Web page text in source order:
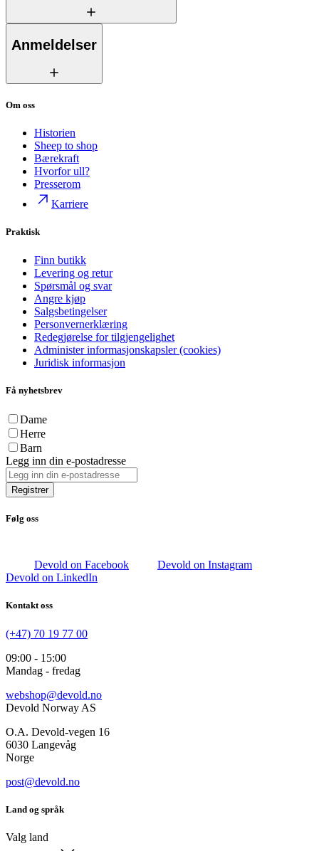
Anmeldelser
Om oss
Historien
Sheep to shop
Bærekraft
Hvorfor ull?
Presserom
Karriere
Praktisk
Finn butikk
Levering og retur
Spørsmål og svar
Angre kjøp
Salgsbetingelser
Personvernerklæring
Redegjørelse for tilgjengelighet
Administer informasjonskapsler (cookies)
Juridisk informasjon
Få nyhetsbrev
Dame
Herre
Barn
Legg inn din e-postadresse
Registrer
Følg oss
Devold on Facebook
Devold on Instagram
Devold on LinkedIn
Kontakt oss
(+47) 70 19 77 00
09:00 - 15:00
Mandag - fredag
webshop@devold.no
Devold Norway AS
O.A. Devold-vegen 16
6030 Langevåg
Norge
post@devold.no
Land og språk
Valg land